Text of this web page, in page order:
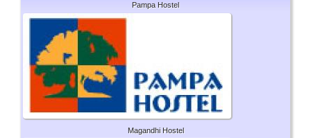
Pampa Hostel
Magandhi Hostel